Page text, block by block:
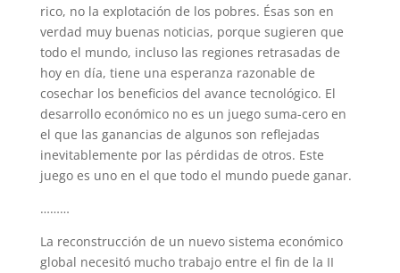
rico, no la explotación de los pobres. Ésas son en
verdad muy buenas noticias, porque sugieren que
todo el mundo, incluso las regiones retrasadas de
hoy en día, tiene una esperanza razonable de
cosechar los beneficios del avance tecnológico. El
desarrollo económico no es un juego suma-cero en
el que las ganancias de algunos son reflejadas
inevitablemente por las pérdidas de otros. Este
juego es uno en el que todo el mundo puede ganar.
………
La reconstrucción de un nuevo sistema económico
global necesitó mucho trabajo entre el fin de la II